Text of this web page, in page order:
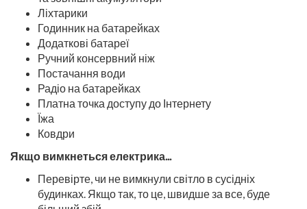
Ліхтарики
Годинник на батарейках
Додаткові батареї
Ручний консервний ніж
Постачання води
Радіо на батарейках
Платна точка доступу до Інтернету
Їжа
Ковдри
Якщо вимкнеться електрика...
Перевірте, чи не вимкнули світло в сусідніх
будинках. Якщо так, то це, швидше за все, буде